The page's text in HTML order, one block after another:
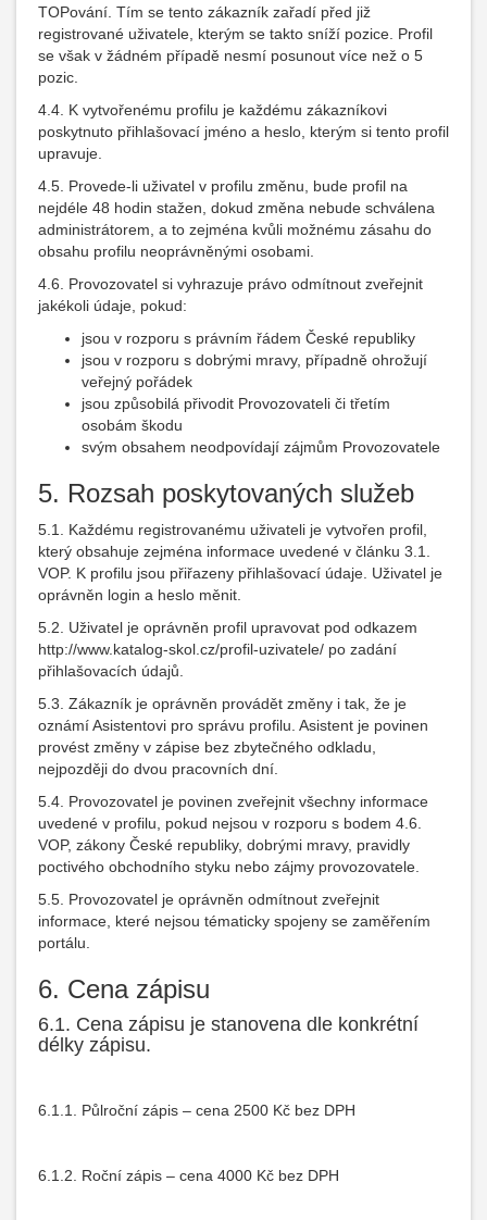
TOPování. Tím se tento zákazník zařadí před již
registrované uživatele, kterým se takto sníží pozice. Profil
se však v žádném případě nesmí posunout více než o 5
pozic.
4.4. K vytvořenému profilu je každému zákazníkovi
poskytnuto přihlašovací jméno a heslo, kterým si tento profil
upravuje.
4.5. Provede-li uživatel v profilu změnu, bude profil na
nejdéle 48 hodin stažen, dokud změna nebude schválena
administrátorem, a to zejména kvůli možnému zásahu do
obsahu profilu neoprávněnými osobami.
4.6. Provozovatel si vyhrazuje právo odmítnout zveřejnit
jakékoli údaje, pokud:
jsou v rozporu s právním řádem České republiky
jsou v rozporu s dobrými mravy, případně ohrožují
veřejný pořádek
jsou způsobilá přivodit Provozovateli či třetím
osobám škodu
svým obsahem neodpovídají zájmům Provozovatele
5. Rozsah poskytovaných služeb
5.1. Každému registrovanému uživateli je vytvořen profil,
který obsahuje zejména informace uvedené v článku 3.1.
VOP. K profilu jsou přiřazeny přihlašovací údaje. Uživatel je
oprávněn login a heslo měnit.
5.2. Uživatel je oprávněn profil upravovat pod odkazem
http://www.katalog-skol.cz/profil-uzivatele/ po zadání
přihlašovacích údajů.
5.3. Zákazník je oprávněn provádět změny i tak, že je
oznámí Asistentovi pro správu profilu. Asistent je povinen
provést změny v zápise bez zbytečného odkladu,
nejpozději do dvou pracovních dní.
5.4. Provozovatel je povinen zveřejnit všechny informace
uvedené v profilu, pokud nejsou v rozporu s bodem 4.6.
VOP, zákony České republiky, dobrými mravy, pravidly
poctivého obchodního styku nebo zájmy provozovatele.
5.5. Provozovatel je oprávněn odmítnout zveřejnit
informace, které nejsou tématicky spojeny se zaměřením
portálu.
6. Cena zápisu
6.1. Cena zápisu je stanovena dle konkrétní
délky zápisu.
6.1.1. Půlroční zápis – cena 2500 Kč bez DPH
6.1.2. Roční zápis – cena 4000 Kč bez DPH